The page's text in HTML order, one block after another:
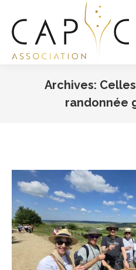
Archives:
randonnée